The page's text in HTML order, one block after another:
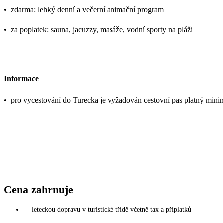
• zdarma: lehký denní a večerní animační program
• za poplatek: sauna, jacuzzy, masáže, vodní sporty na pláži
Informace
• pro vycestování do Turecka je vyžadován cestovní pas platný
Cena zahrnuje
leteckou dopravu v turistické třídě včetně tax a příplatků